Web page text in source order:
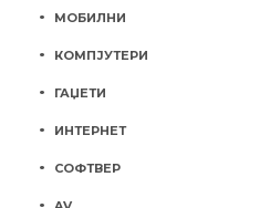
МОБИЛНИ
КОМПЈУТЕРИ
ГАЏЕТИ
ИНТЕРНЕТ
СОФТВЕР